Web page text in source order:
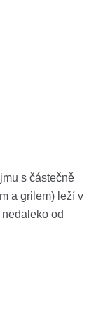
s částečně
a grilem) leží v
od